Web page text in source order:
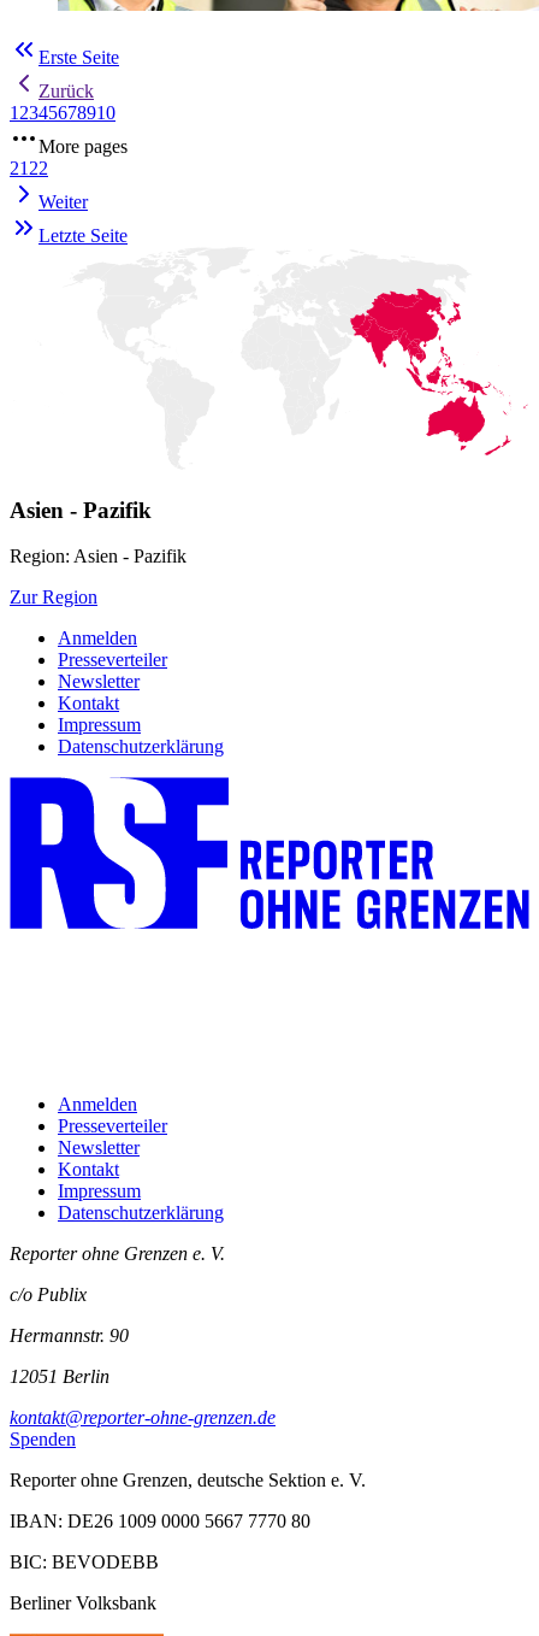
Erste Seite
Zurück
1 2345678910
More pages
21 22
Weiter
Letzte Seite
Asien - Pazifik
Region: Asien - Pazifik
Zur Region
Anmelden
Presseverteiler
Newsletter
Kontakt
Impressum
Datenschutzerklärung
Anmelden
Presseverteiler
Newsletter
Kontakt
Impressum
Datenschutzerklärung
Reporter ohne Grenzen e. V.
c/o Publix
Hermannstr. 90
12051 Berlin
kontakt@reporter-ohne-grenzen.de
Spenden
Reporter ohne Grenzen, deutsche Sektion e. V.
IBAN: DE26 1009 0000 5667 7770 80
BIC: BEVODEBB
Berliner Volksbank